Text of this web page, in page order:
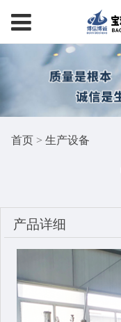
首页> 生产设备
产品详细